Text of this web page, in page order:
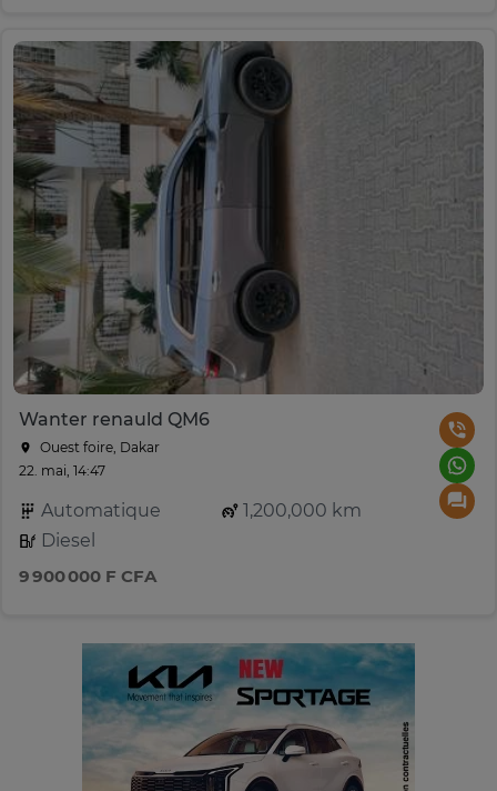
Wanter renauld QM6
Ouest foire, Dakar
22. mai, 14:47
Automatique
1,200,000 km
Diesel
9 900 000 F CFA